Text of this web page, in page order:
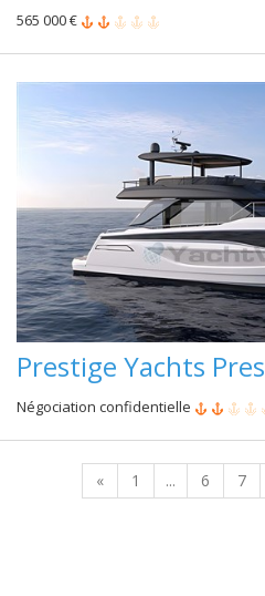
565 000 €
Prestige Yachts
Négociation confidentielle
« 1 ... 6 7